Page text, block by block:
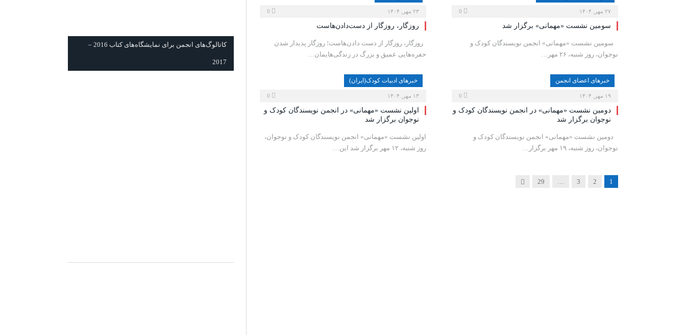
۲۷ مهر, ۱۴۰۴
سومین نشست «مهمانی» برگزار شد
‍ ‍ ‍ سومین نشست «مهمانی» انجمن نویسندگان کودک و
نوجوان، روز شنبه، ۲۶ مهر…
۲۳ مهر, ۱۴۰۴
روزگار، روزگار از دست‌دادن‌هاست
‍ روزگار، روزگار از دست دادن‌هاست؛ روزگار پدیدار شدن
حفره‌هایی عمیق و بزرگ در زندگی‌‌هایمان…
خبرهای اعضای انجمن
۱۹ مهر, ۱۴۰۴
دومین نشست «مهمانی» در انجمن نویسندگان کودک و
نوجوان برگزار شد
‍ ‍ دومین نشست «مهمانی» انجمن نویسندگان کودک و
نوجوان، روز شنبه، ۱۹ مهر برگزار…
خبرهای ادبیات کودک(ایران)
۱۳ مهر, ۱۴۰۴
اولین نشست «مهمانی» در انجمن نویسندگان کودک و
نوجوان برگزار شد
اولین نشست «مهمانی» انجمن نویسندگان کودک و نوجوان،
روز شنبه، ۱۲ مهر برگزار شد این…
1
2
3
29
Next
كاتالوگ‌های انجمن برای نمايشگاه‌های كتاب 2016 –
2017